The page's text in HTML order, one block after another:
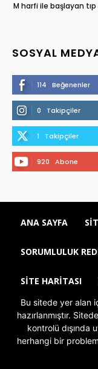
M harfi ile başlayan
SOSYAL
114 Beğenenler
0 Takipçiler
1 Takipçiler
920 Abone
ANA SAYFA
SORUMLULUK
SITE HARITASI
Bu sitede yer alan
hazırlanmıştır.
kontrolü dışında
herhangi bir